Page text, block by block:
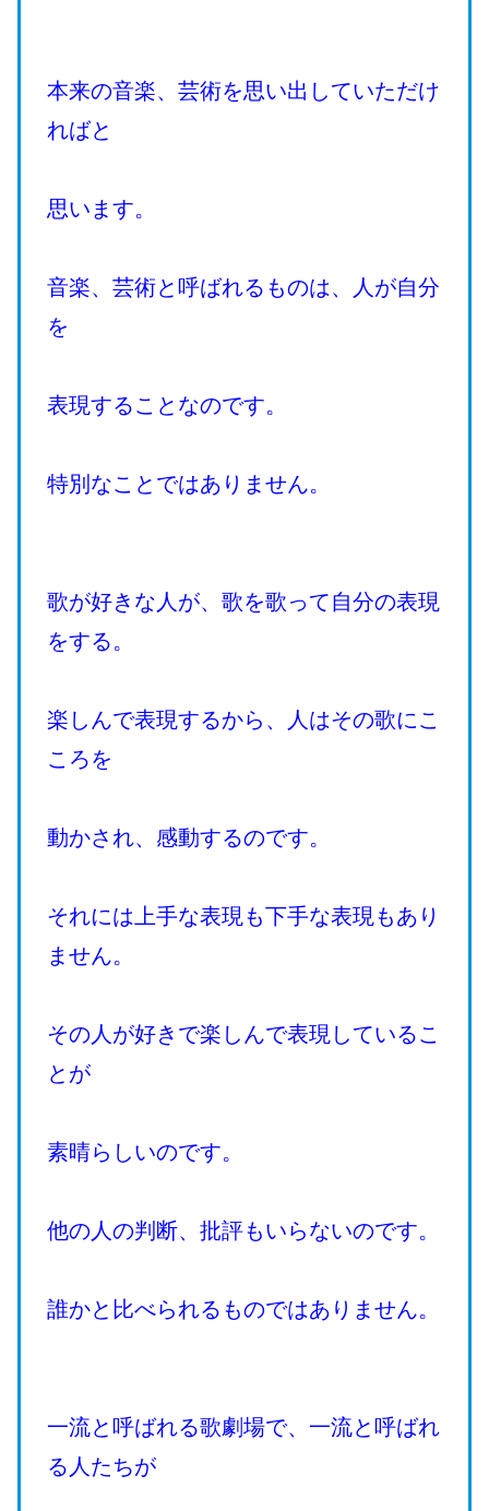
本来の音楽、芸術を思い出していただけ
ればと
思います。
音楽、芸術と呼ばれるものは、人が自分
を
表現することなのです。
特別なことではありません。
歌が好きな人が、歌を歌って自分の表現
をする。
楽しんで表現するから、人はその歌にこ
ころを
動かされ、感動するのです。
それには上手な表現も下手な表現もあり
ません。
その人が好きで楽しんで表現しているこ
とが
素晴らしいのです。
他の人の判断、批評もいらないのです。
誰かと比べられるものではありません。
一流と呼ばれる歌劇場で、一流と呼ばれ
る人たちが